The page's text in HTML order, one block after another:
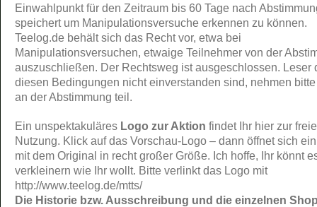
Einwahlpunkt für den Zeitraum bis 60 Tage nach
speichert um Manipulationsversuche erkennen zu können.
Teelog.de behält sich das Recht vor, etwa bei
Manipulationsversuchen, etwaige Teilnehmer von der
auszuschließen. Der Rechtsweg ist ausgeschlossen. Leser
diesen Bedingungen nicht einverstanden sind, nehmen
an der Abstimmung teil.
Ein unspektakuläres Logo zur Aktion findet Ihr hier zur
Nutzung. Klick auf das Vorschau-Logo – dann öffnet sich
mit dem Original in recht großer Größe. Ich hoffe, Ihr könnt
verkleinern wie Ihr wollt. Bitte verlinkt das Logo mit
http://www.teelog.de/mtts/
Die Historie bzw. Ausschreibung und die einzelnen